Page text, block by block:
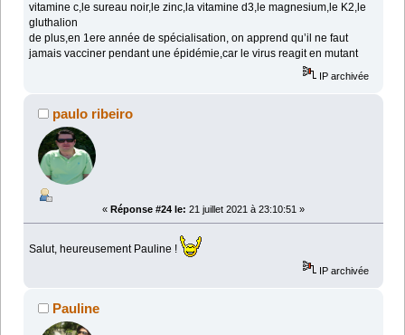
vitamine c,le sureau noir,le zinc,la vitamine d3,le magnesium,le K2,le
gluthalion
de plus,en 1ere année de spécialisation, on apprend qu’il ne faut
jamais vacciner pendant une épidémie,car le virus reagit en mutant
IP archivée
paulo ribeiro
« Réponse #24 le: 21 juillet 2021 à 23:10:51 »
Salut, heureusement Pauline !
IP archivée
Pauline